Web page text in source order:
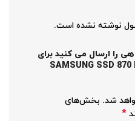
نوشته نشده است.
را ارسال می کنید برای
“SAMSUNG SSD
شد. بخش‌های
*